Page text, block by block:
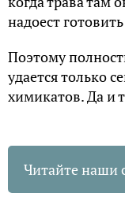
надоест
Поэтому
удается только
химикатов. Да и
Читайте наши